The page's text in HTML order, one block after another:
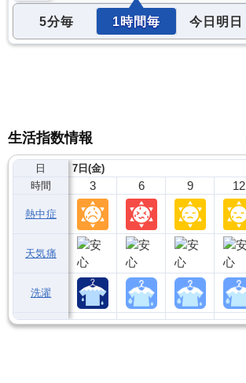
5分毎 1時間毎 今日明日
生活指数情報
日
時間
熱中症
天気痛
洗濯
7日(金)
3 6 9 12